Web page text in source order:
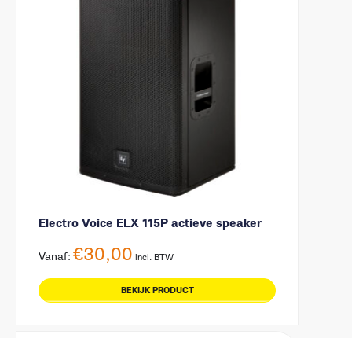
Electro Voice ELX 115P actieve speaker
Vanaf: €30,00 incl. BTW
BEKIJK PRODUCT